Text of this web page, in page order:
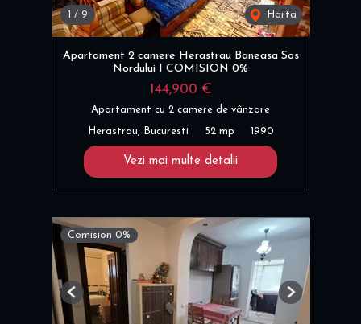
1 / 9 Harta
Apartament 2 camere Herastrau Baneasa Sos
Nordului I COMISION 0%
144,900 €
Apartament cu 2 camere de vânzare
Herastrau, Bucuresti 52 mp 1990
Vezi mai multe detalii
Comision 0%
Previous Next